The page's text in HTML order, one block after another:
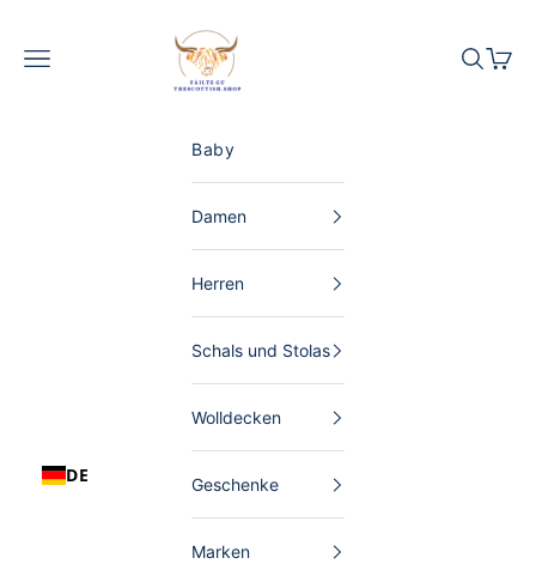
The Scottish Shop Deutschland
DE
Menü Suchen
Baby
Damen
Herren
Schals und Stolas
Wolldecken
Geschenke
Marken